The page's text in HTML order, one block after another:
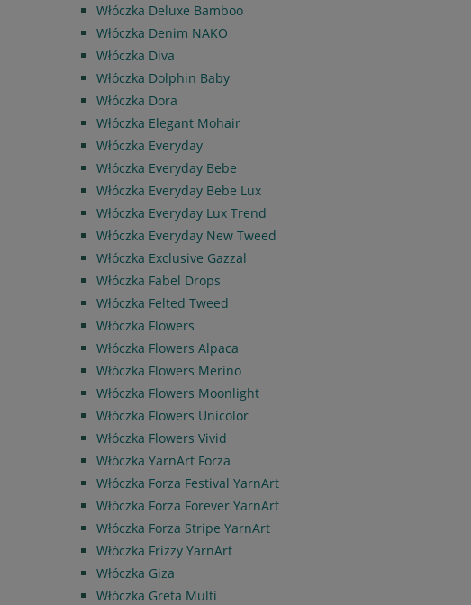
Włóczka Deluxe Bamboo
Włóczka Denim NAKO
Włóczka Diva
Włóczka Dolphin Baby
Włóczka Dora
Włóczka Elegant Mohair
Włóczka Everyday
Włóczka Everyday Bebe
Włóczka Everyday Bebe Lux
Włóczka Everyday Lux Trend
Włóczka Everyday New Tweed
Włóczka Exclusive Gazzal
Włóczka Fabel Drops
Włóczka Felted Tweed
Włóczka Flowers
Włóczka Flowers Alpaca
Włóczka Flowers Merino
Włóczka Flowers Moonlight
Włóczka Flowers Unicolor
Włóczka Flowers Vivid
Włóczka YarnArt Forza
Włóczka Forza Festival YarnArt
Włóczka Forza Forever YarnArt
Włóczka Forza Stripe YarnArt
Włóczka Frizzy YarnArt
Włóczka Giza
Włóczka Greta Multi